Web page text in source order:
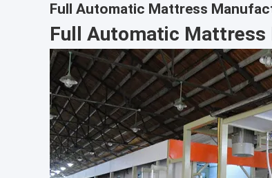
Full Automatic Mattress
Full Automatic Mattress